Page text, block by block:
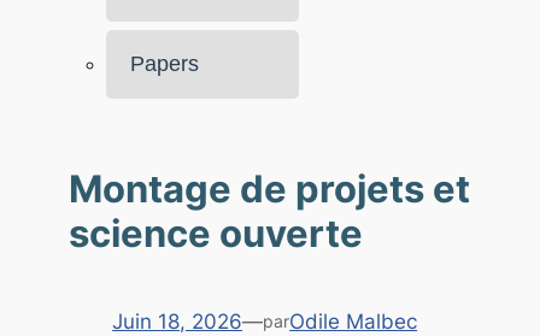
Papers
Montage de projets et
science ouverte
Juin 18, 2026—parOdile Malbec